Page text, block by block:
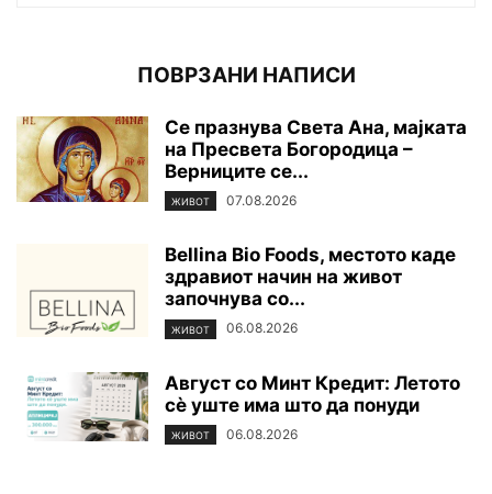
ПОВРЗАНИ НАПИСИ
Се празнува Света Ана, мајката
на Пресвета Богородица –
Верниците се...
ЖИВОТ 07.08.2026
Bellina Bio Foods, местото каде
здравиот начин на живот
започнува со...
ЖИВОТ 06.08.2026
Август со Минт Кредит: Летото
сè уште има што да понуди
ЖИВОТ 06.08.2026